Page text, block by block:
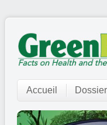
Accueil